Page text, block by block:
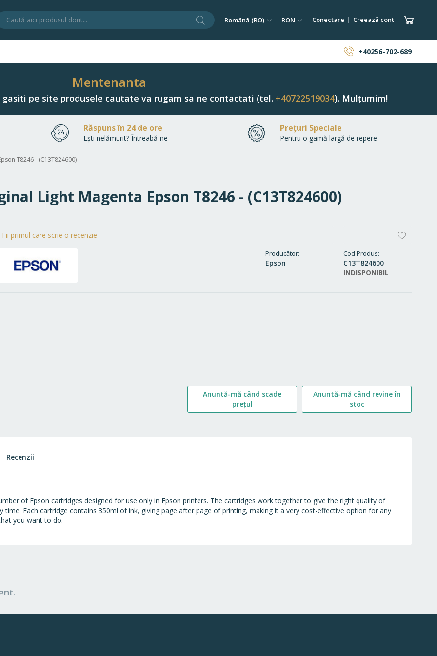
CăutareLimba
Română (RO) Monedă
RON Conectare Creează cont Coșul
+40256-702-689
Mentenanta
pe site produsele cautate va rugam sa ne contactati (tel. +40722519034). Mulțumim!
Răspuns în 24 de ore
Ești nelămurit? Întreabă-ne
Prețuri Speciale
Pentru o gamă largă de repere
T8246 - (C13T824600)
Light Magenta Epson T8246 - (C13T824600)
Producător
Epson
Cod Produs
C13T824600
INDISPONIBIL
Fii primul care scrie o recenzie
Anuntă-mă când scade
prețul
Anuntă-mă când revine în
stoc
of Epson cartridges designed for use only in Epson printers. The cartridges work together to give the right quality of
time. Each cartridge contains 350ml of ink, giving page after page of printing, making it a very cost-effective option for any
you want to do.
Recenzii